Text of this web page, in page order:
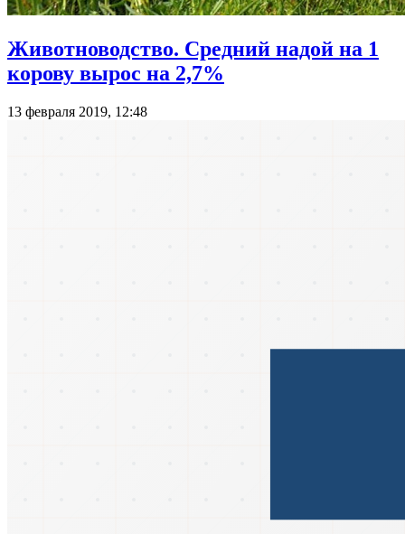
Животноводство. Средний надой на 1
корову вырос на 2,7%
13 февраля 2019, 12:48